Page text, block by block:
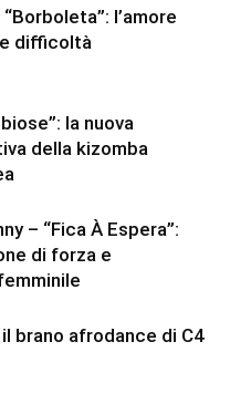
l’amore
difficoltà
la nuova
della kizomba
– “Fica À Espera”:
di forza e
il brano afrodance di C4